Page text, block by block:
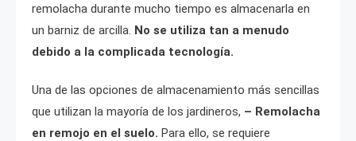
remolacha durante mucho tiempo es almacenarla en
un barniz de arcilla. No se utiliza tan a menudo
debido a la complicada tecnología.
Una de las opciones de almacenamiento más sencillas
que utilizan la mayoría de los jardineros, – Remolacha
en remojo en el suelo. Para ello, se requiere